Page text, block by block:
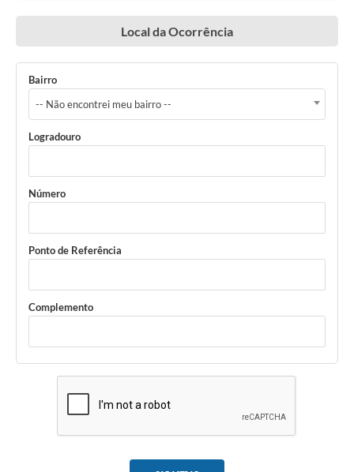
Local da Ocorrência
Bairro
-- Não encontrei meu bairro --
Logradouro
Número
Ponto de Referência
Complemento